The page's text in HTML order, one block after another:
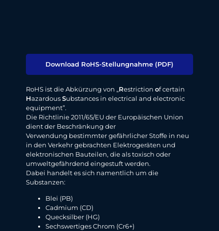
Download RoHS-Stellungnahme (PDF)
RoHS ist die Abkürzung von „Restriction of certain
HazardousSubstances in electrical and electronic
equipment”.
Die Richtlinie 2011/65/EU der Europäischen Union
dient der Beschränkung der
Verwendung bestimmter gefährlicher Stoffe in neu
in den Verkehr gebrachten Elektrogeräten und
elektronischen Bauteilen, die als toxisch oder
umweltgefährdend eingestuft werden.
Dabei handelt es sich namentlich um die
Substanzen:
Blei (PB)
Cadmium (CD)
Quecksilber (HG)
Sechswertiges Chrom (Cr6+)